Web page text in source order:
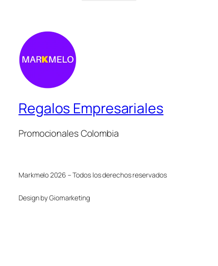
Regalos Empresariales
Promocionales Colombia
Markmelo 2026 – Todos los derechos reservados
Design by Giomarketing